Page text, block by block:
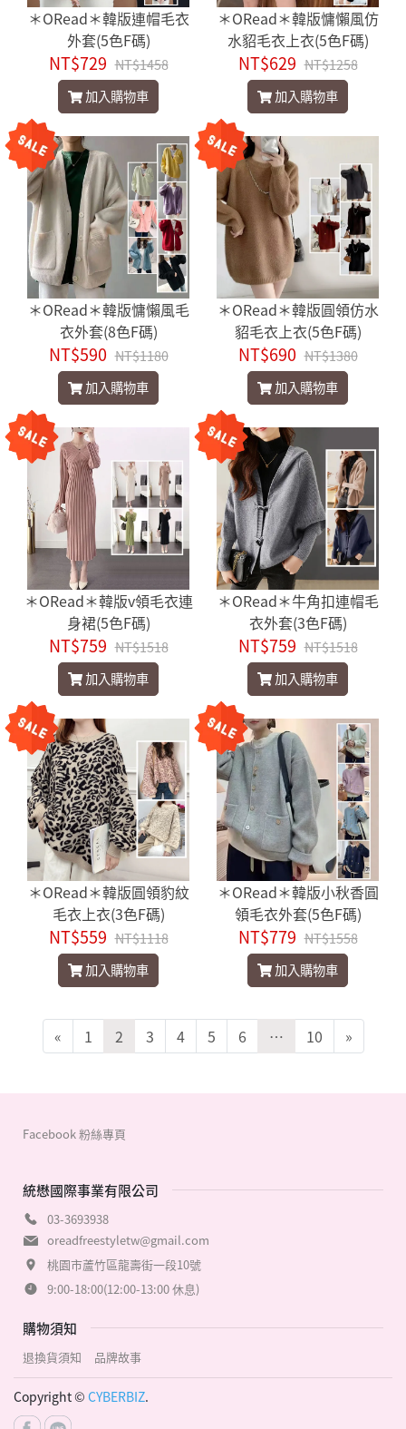
＊ORead＊韓版連帽毛衣
外套(5色F碼)
NT$729 NT$1458
加入購物車
＊ORead＊韓版慵懶風仿
水貂毛衣上衣(5色F碼)
NT$629 NT$1258
加入購物車
＊ORead＊韓版慵懶風毛
衣外套(8色F碼)
NT$590 NT$1180
加入購物車
＊ORead＊韓版圓領仿水
貂毛衣上衣(5色F碼)
NT$690 NT$1380
加入購物車
＊ORead＊韓版v領毛衣連
身裙(5色F碼)
NT$759 NT$1518
加入購物車
＊ORead＊牛角扣連帽毛
衣外套(3色F碼)
NT$759 NT$1518
加入購物車
＊ORead＊韓版圓領豹紋
毛衣上衣(3色F碼)
NT$559 NT$1118
加入購物車
＊ORead＊韓版小秋香圓
領毛衣外套(5色F碼)
NT$779 NT$1558
加入購物車
« 1 2 3 4 5 6 … 10 »
統懋國際事業有限公司
03-3693938
oreadfreestyletw@gmail.com
桃園市蘆竹區龍壽街一段10號
9:00-18:00(12:00-13:00 休息)
購物須知
退換貨須知 品牌故事
Facebook 粉絲專頁
Copyright © CYBERBIZ.